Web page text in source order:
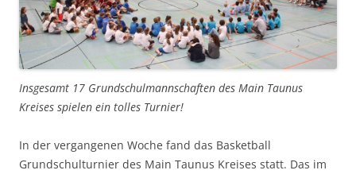
Insgesamt 17 Grundschulmannschaften des Main Taunus
Kreises spielen ein tolles Turnier!
In der vergangenen Woche fand das Basketball
Grundschulturnier des Main Taunus Kreises statt. Das im